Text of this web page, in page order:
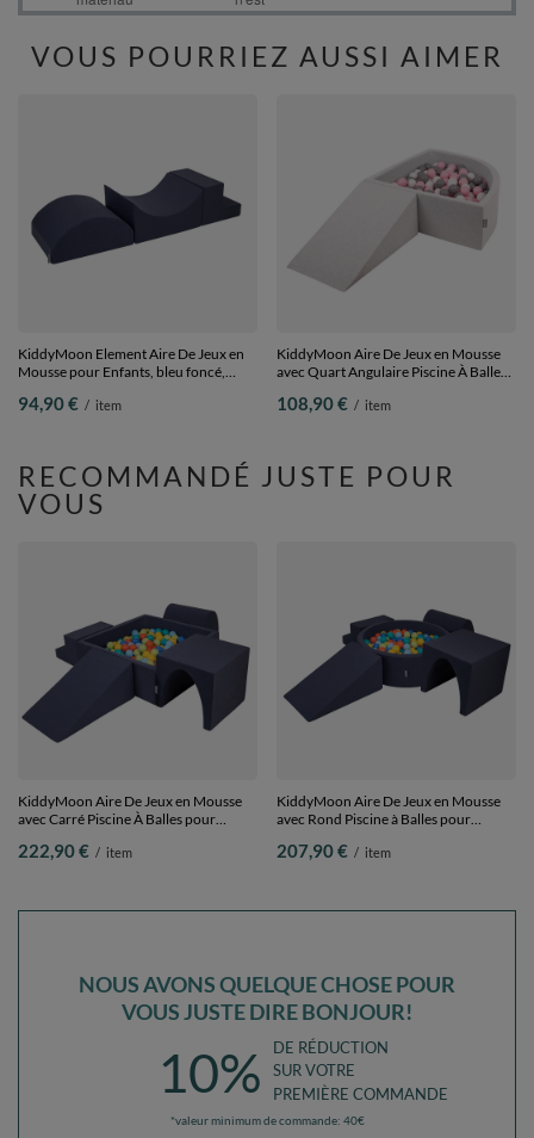
VOUS POURRIEZ AUSSI AIMER
KiddyMoon Element Aire De Jeux en
Mousse pour Enfants, bleu foncé,
94,90 € / item
KiddyMoon Aire De Jeux en Mousse
avec Quart Angulaire Piscine À Balles
poudré, Piscine (100 Balles)+ Pente
108,90 € / item
RECOMMANDÉ JUSTE POUR
VOUS
KiddyMoon Aire De Jeux en Mousse
avec Carré Piscine À Balles pour
foncé:vertClr/orange/turq/bleu/babybl/jaune,
222,90 € / item
KiddyMoon Aire De Jeux en Mousse
avec Rond Piscine à Balles pour
foncé:vertClr/orange/turq/bleu/babybl/
207,90 € / item
NOUS AVONS QUELQUE CHOSE POUR
VOUS JUSTE DIRE BONJOUR!
10%
DE RÉDUCTION
SUR VOTRE
PREMIÈRE COMMANDE
*valeur minimum de commande: 40€